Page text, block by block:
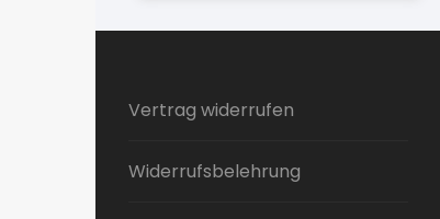
Vertrag widerrufen
Widerrufsbelehrung